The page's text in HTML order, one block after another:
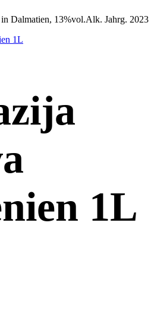
Dalmatien, 13%vol.Alk. Jahrg. 2023
1L